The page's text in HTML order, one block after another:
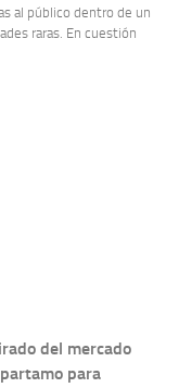
al público dentro de un
raras. En cuestión
del mercado
para